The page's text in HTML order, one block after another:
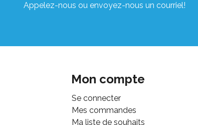
Appelez-nous ou envoyez-nous un courriel!
Mon compte
Se connecter
Mes commandes
Ma liste de souhaits